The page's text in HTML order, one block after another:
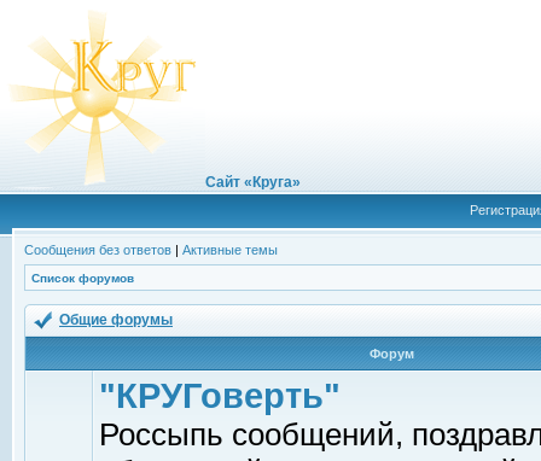
Сайт «Круга»
Сообщения без ответов | Активные темы
Список форумов
Общие форумы
Форум
"КРУГоверть"
Россыпь сообщений,